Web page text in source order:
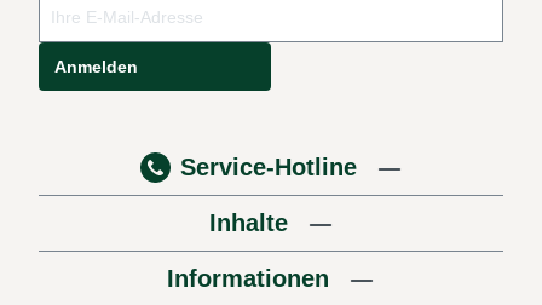
Anmelden
Service-Hotline
Inhalte
Informationen